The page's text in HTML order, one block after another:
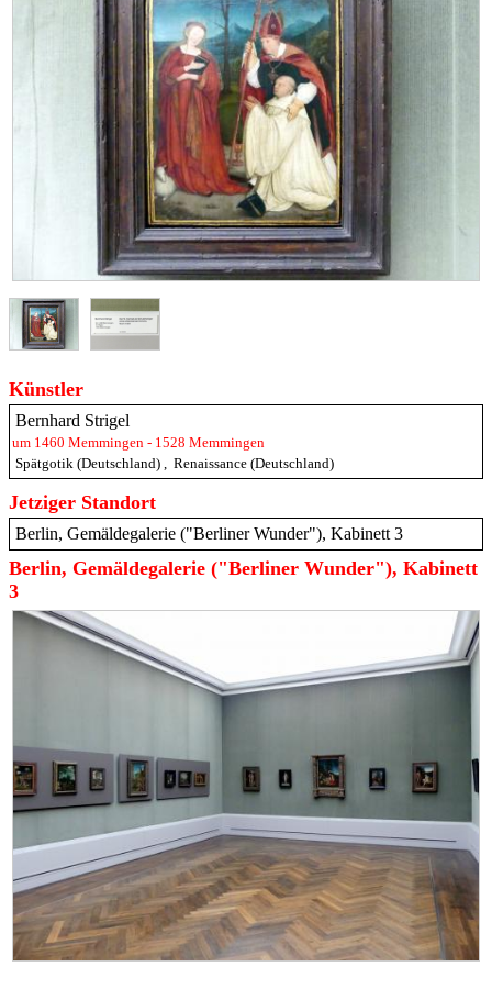
Künstler
Bernhard Strigel
um 1460 Memmingen - 1528 Memmingen
Spätgotik (Deutschland)
Renaissance (Deutschland)
Jetziger Standort
Berlin, Gemäldegalerie ("Berliner Wunder"), Kabinett 3
Berlin, Gemäldegalerie ("Berliner Wunder"), Kabinett
3